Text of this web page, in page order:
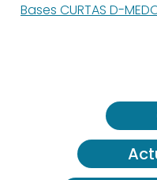
Bases CURTAS D-